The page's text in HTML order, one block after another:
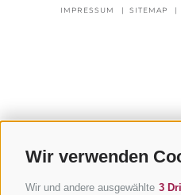
Wir verwenden
Wir und andere ausgewählte 3
IMPRESSUM | SITEMAP |